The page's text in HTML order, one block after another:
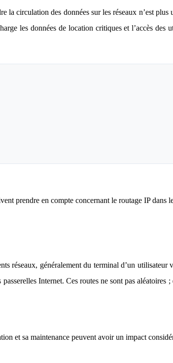
circulation des données sur les réseaux n’est
les données de location critiques et l’accès
prendre en compte concernant le routage IP dans
réseaux, généralement du terminal d’un
Internet. Ces routes ne sont pas
et sa maintenance peuvent avoir un impact